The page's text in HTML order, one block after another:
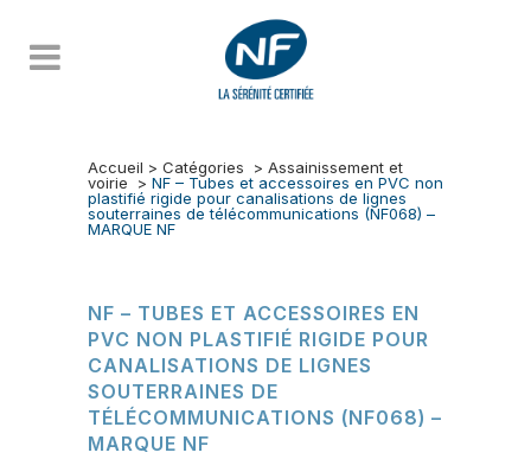
Accueil > Catégories > Assainissement et
voirie
> NF – Tubes et accessoires en PVC non
plastifié rigide pour canalisations de lignes
souterraines de télécommunications (NF068) –
MARQUE NF
NF – TUBES ET ACCESSOIRES EN
PVC NON PLASTIFIÉ RIGIDE POUR
CANALISATIONS DE LIGNES
SOUTERRAINES DE
TÉLÉCOMMUNICATIONS (NF068) –
MARQUE NF